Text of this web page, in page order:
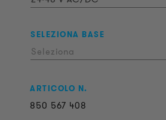
SELEZIONA BASE
Seleziona
ARTICOLO N.
850 567 408